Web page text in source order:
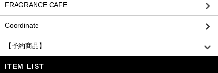
FRAGRANCE CAFE
Coordinate
【予約商品】
ITEM LIST